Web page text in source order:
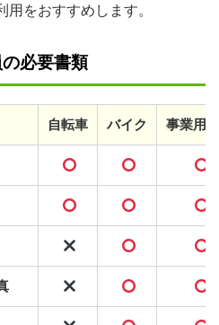
用をおすすめします。
必要書類
自転車 バイク 事業用